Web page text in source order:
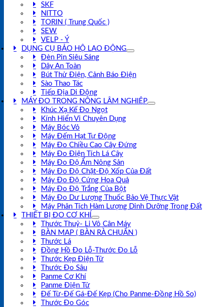
SKF
NITTO
TORIN ( Trung Quốc )
SEW
VELP - Ý
DỤNG CỤ BẢO HỘ LAO ĐỘNG
Đèn Pin Siêu Sáng
Dây An Toàn
Bút Thử Điện, Cảnh Báo Điện
Sào Thao Tác
Tiếp Địa Di Động
MÁY ĐO TRONG NÔNG LÂM NGHIỆP
Khúc Xạ Kế Đo Ngọt
Kính Hiển Vi Chuyên Dụng
Máy Bóc Vỏ
Máy Đếm Hạt Tự Động
Máy Đo Chiều Cao Cây Đứng
Máy Đo Điện Tích Lá Cây
Máy Đo Độ Ẩm Nông Sản
Máy Đo Độ Chặt-Độ Xốp Của Đất
Máy Đo Độ Cứng Hoa Quả
Máy Đo Độ Trắng Của Bột
Máy Đo Dư Lượng Thuốc Bảo Vệ Thực Vật
Máy Phân Tích Hàm Lượng Dinh Dưỡng Trong Đất
THIẾT BỊ ĐO CƠ KHÍ
Thước Thuỷ- Li Vô Cân Máy
BÀN MAP ( BÀN RÀ CHUẨN )
Thước Lá
Đồng Hồ Đo Lỗ-Thước Đo Lỗ
Thước Kẹp Điện Tử
Thước Đo Sâu
Panme Cơ Khí
Panme Điện Tử
Đế Từ-Đế Gá-Đế Kẹp (Cho Panme-Đồng Hồ So)
Thước Đo Góc